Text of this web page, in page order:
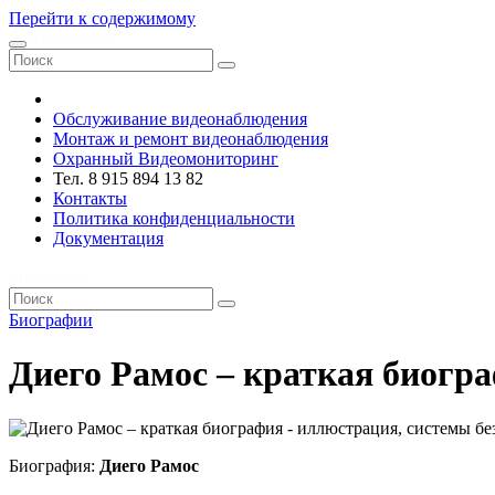
Перейти к содержимому
Обслуживание видеонаблюдения
Монтаж и ремонт видеонаблюдения
Охранный Видеомониторинг
Тел. 8 915 894 13 82
Контакты
Политика конфиденциальности
Документация
Биографии
Диего Рамос – краткая
Биография: Диего Рамос